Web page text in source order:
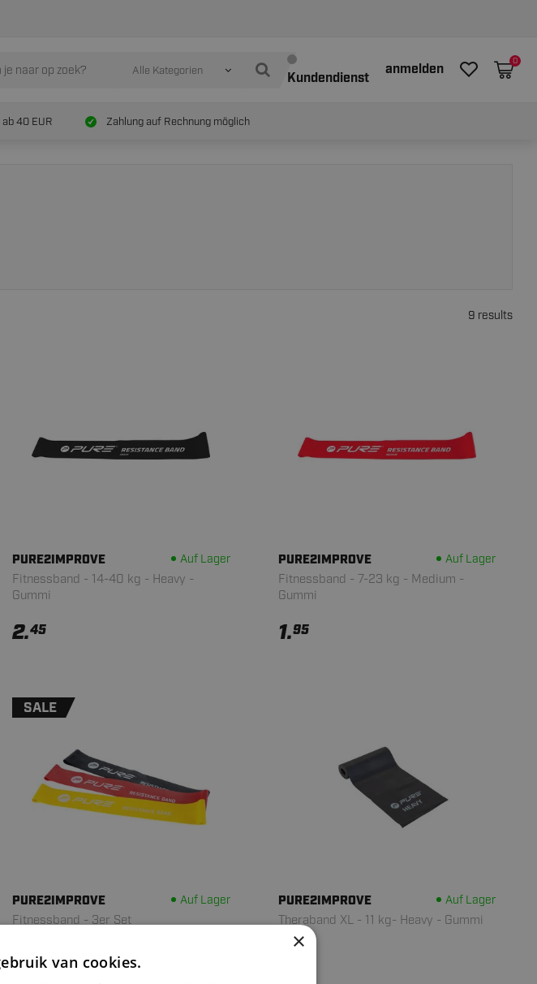
Alle Kategorien Kundendienst
anmelden
0
40 EUR Zahlung auf Rechnung möglich
9 results
PURE2IMPROVE Auf Lager
Fitnessband - 14-40 kg - Heavy -
Gummi
2.45
PURE2IMPROVE Auf Lager
Fitnessband - 7-23 kg - Medium -
Gummi
1.95
SALE
PURE2IMPROVE Auf Lager
Fitnessband - 3er Set
7.45
PURE2IMPROVE Auf Lager
Theraband XL - 11 kg- Heavy - Gummi
×
van cookies.